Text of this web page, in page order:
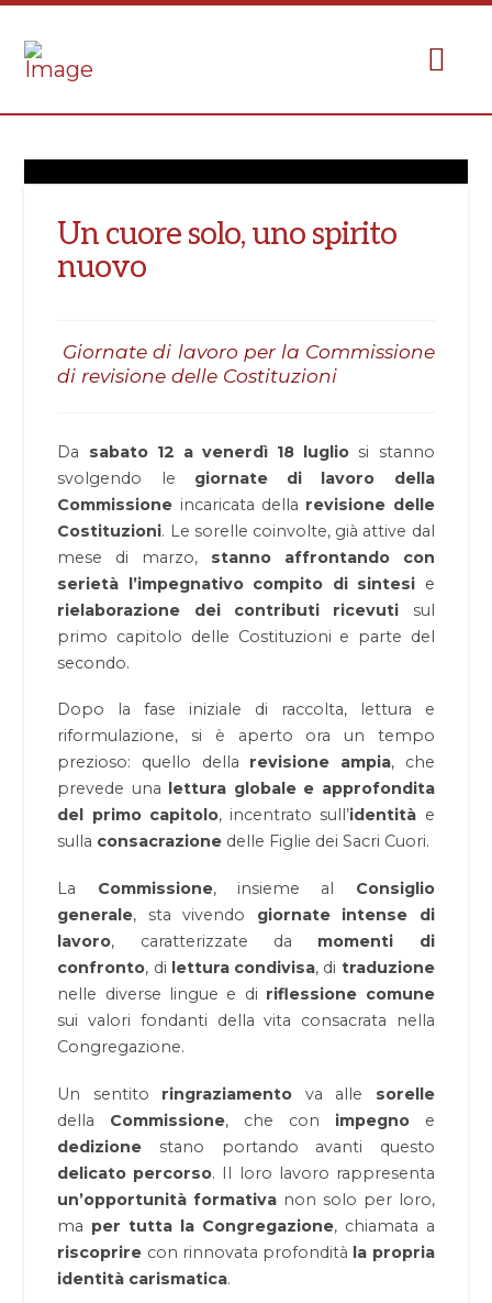
Un cuore solo, uno spirito
nuovo
Giornate di lavoro per la Commissione
di revisione delle Costituzioni
Da sabato 12 a venerdì 18 luglio si stanno
svolgendo le giornate di lavoro della
Commissione incaricata della revisione delle
Costituzioni. Le sorelle coinvolte, già attive dal
mese di marzo, stanno affrontando con
serietà l’impegnativo compito di sintesi e
rielaborazione
dei contributi ricevuti sul
primo capitolo delle Costituzioni e parte del
secondo.
Dopo la fase iniziale di raccolta, lettura e
riformulazione, si è aperto ora un tempo
prezioso: quello della revisione ampia, che
prevede una
lettura globale e approfondita
del primo capitolo, incentrato sull’identità e
sulla consacrazione delle Figlie dei Sacri Cuori.
La Commissione, insieme al Consiglio
generale, sta vivendo giornate intense di
lavoro, caratterizzate da momenti di
confronto, di lettura condivisa, di traduzione
nelle diverse lingue e di riflessione comune
sui valori fondanti della vita consacrata nella
Congregazione.
Un sentito ringraziamento va alle sorelle
della Commissione, che con impegnoe
dedizione stano portando avanti questo
delicato percorso. Il loro lavoro rappresenta
un’opportunità formativa non solo per loro,
ma per tutta la Congregazione, chiamata a
riscoprire con rinnovata profondità la propria
identità carismatica.